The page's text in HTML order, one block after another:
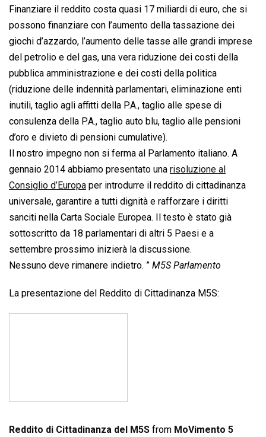
Finanziare il reddito costa quasi 17 miliardi di euro, che si
possono finanziare con l’aumento della tassazione dei
giochi d’azzardo, l’aumento delle tasse alle grandi imprese
del petrolio e del gas, una vera riduzione dei costi della
pubblica amministrazione e dei costi della politica
(riduzione delle indennità parlamentari, eliminazione enti
inutili, taglio agli affitti della P.A., taglio alle spese di
consulenza della P.A., taglio auto blu, taglio alle pensioni
d’oro e divieto di pensioni cumulative).
Il nostro impegno non si ferma al Parlamento italiano. A
gennaio 2014 abbiamo presentato una risoluzione al
Consiglio d’Europa per introdurre il reddito di cittadinanza
universale, garantire a tutti dignità e rafforzare i diritti
sanciti nella Carta Sociale Europea. Il testo è stato già
sottoscritto da 18 parlamentari di altri 5 Paesi e a
settembre prossimo inizierà la discussione.
Nessuno deve rimanere indietro. ” M5S Parlamento
La presentazione del Reddito di Cittadinanza M5S:
Reddito di Cittadinanza del M5S from MoVimento 5